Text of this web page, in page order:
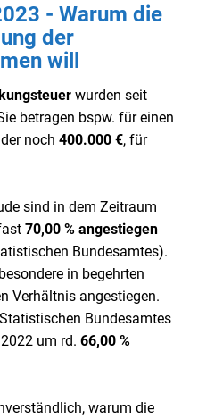
- Warum die
der
will
wurden seit
betragen bspw. für einen
noch 400.000 €, für
sind in dem Zeitraum
70,00 % angestiegen
Bundesamtes).
in begehrten
Verhältnis angestiegen.
Bundesamtes
um rd. 66,00 %
warum die